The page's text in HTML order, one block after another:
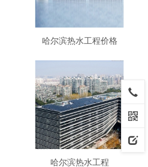
哈尔滨热水工程价格
哈尔滨热水工程